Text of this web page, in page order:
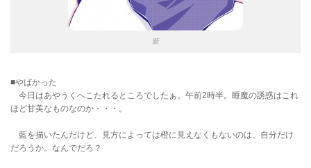
藍
■やばかった
今日はあやうくへこたれるところでしたぁ。午前2時半。睡魔の誘惑はこれ
ほど甘美なものなのか・・・。
藍を描いたんだけど、見方によっては橙に見えなくもないのは、自分だけ
だろうか。なんでだろ？